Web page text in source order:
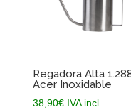
Regadora Alta
Acer Inoxidable
38,90€ IVA incl.